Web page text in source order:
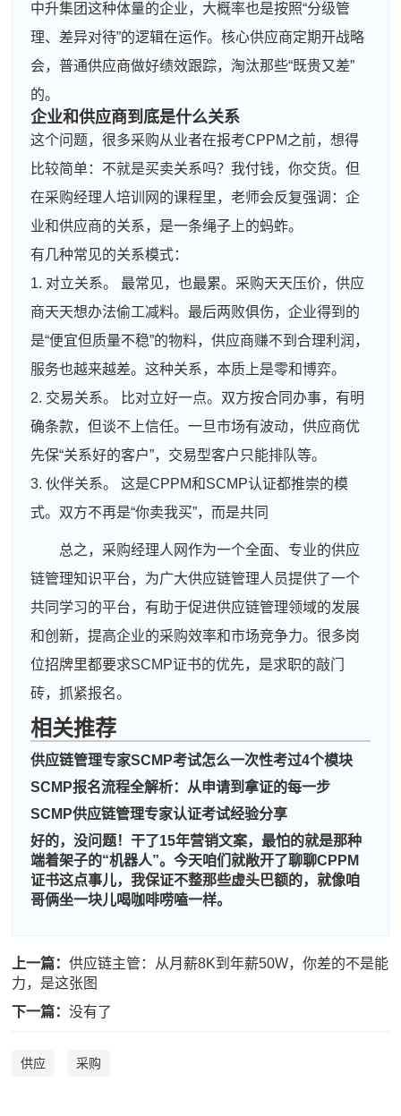
中升集团这种体量的企业，大概率也是按照“分级管
理、差异对待”的逻辑在运作。核心供应商定期开战略
会，普通供应商做好绩效跟踪，淘汰那些“既贵又差”
的。
企业和供应商到底是什么关系
这个问题，很多采购从业者在报考CPPM之前，想得
比较简单：不就是买卖关系吗？我付钱，你交货。但
在采购经理人培训网的课程里，老师会反复强调：企
业和供应商的关系，是一条绳子上的蚂蚱。
有几种常见的关系模式：
1. 对立关系。 最常见，也最累。采购天天压价，供应
商天天想办法偷工减料。最后两败俱伤，企业得到的
是“便宜但质量不稳”的物料，供应商赚不到合理利润，
服务也越来越差。这种关系，本质上是零和博弈。
2. 交易关系。 比对立好一点。双方按合同办事，有明
确条款，但谈不上信任。一旦市场有波动，供应商优
先保“关系好的客户”，交易型客户只能排队等。
3. 伙伴关系。 这是CPPM和SCMP认证都推崇的模
式。双方不再是“你卖我买”，而是共同
总之，采购经理人网作为一个全面、专业的供应
链管理知识平台，为广大供应链管理人员提供了一个
共同学习的平台，有助于促进供应链管理领域的发展
和创新，提高企业的采购效率和市场竞争力。很多岗
位招牌里都要求SCMP证书的优先，是求职的敲门
砖，抓紧报名。
相关推荐
供应链管理专家SCMP考试怎么一次性考过4个模块
SCMP报名流程全解析：从申请到拿证的每一步
SCMP供应链管理专家认证考试经验分享
好的，没问题！干了15年营销文案，最怕的就是那种
端着架子的“机器人”。今天咱们就敞开了聊聊CPPM
证书这点事儿，我保证不整那些虚头巴额的，就像咱
哥俩坐一块儿喝咖啡唠嗑一样。
上一篇：供应链主管：从月薪8K到年薪50W，你差的不是能
力，是这张图
下一篇：没有了
供应 采购